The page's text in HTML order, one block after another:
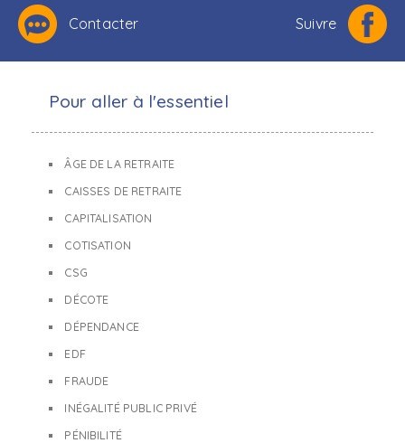
Contacter Suivre
Pour aller à l'essentiel
ÂGE DE LA RETRAITE
CAISSES DE RETRAITE
CAPITALISATION
COTISATION
CSG
DÉCOTE
DÉPENDANCE
EDF
FRAUDE
INÉGALITÉ PUBLIC PRIVÉ
PÉNIBILITÉ